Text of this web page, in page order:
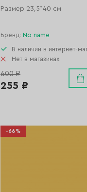
Размер 23,5*40 см
Бренд: No name
В наличии в интернет-
Нет в магазинах
600 ₽
255 ₽
-66%